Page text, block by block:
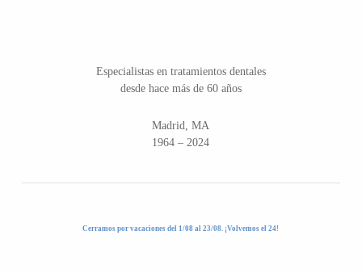
Especialistas en tratamientos dentales
desde hace más de 60 años
Madrid, MA
1964 – 2024
Cerramos por vacaciones del 1/08 al 23/08. ¡Volvemos el 24!